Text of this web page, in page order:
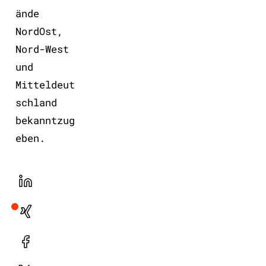
ände
NordOst,
Nord-West
und
Mitteldeut
schland
bekanntzug
eben.
LinekdIn
Xing
Facebook